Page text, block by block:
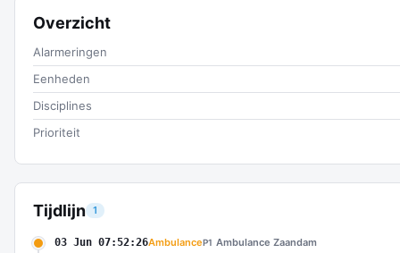
Tijdlijn 1
03 Jun 07:52:26AmbulanceP1 Ambulance Zaandam
Overzicht
Alarmeringen
Eenheden
Disciplines
Prioriteit